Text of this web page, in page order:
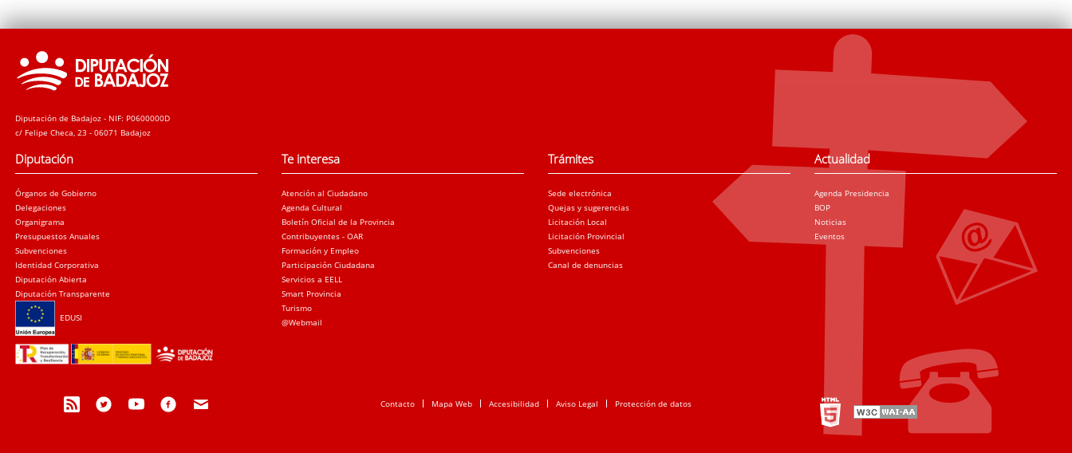
Diputación de Badajoz - NIF: P0600000D
c/ Felipe Checa, 23 - 06071 Badajoz
Diputación
Órganos de Gobierno
Delegaciones
Organigrama
Presupuestos Anuales
Subvenciones
Identidad Corporativa
Diputación Abierta
Diputación Transparente
EDUSI
Te interesa
Atención al Ciudadano
Agenda Cultural
Boletín Oficial de la Provincia
Contribuyentes - OAR
Formación y Empleo
Participación Ciudadana
Servicios a EELL
Smart Provincia
Turismo
@Webmail
Trámites
Sede electrónica
Quejas y sugerencias
Licitación Local
Licitación Provincial
Subvenciones
Canal de denuncias
Actualidad
Agenda Presidencia
BOP
Noticias
Eventos
Contacto Mapa Web Accesibilidad Aviso Legal Protección de datos